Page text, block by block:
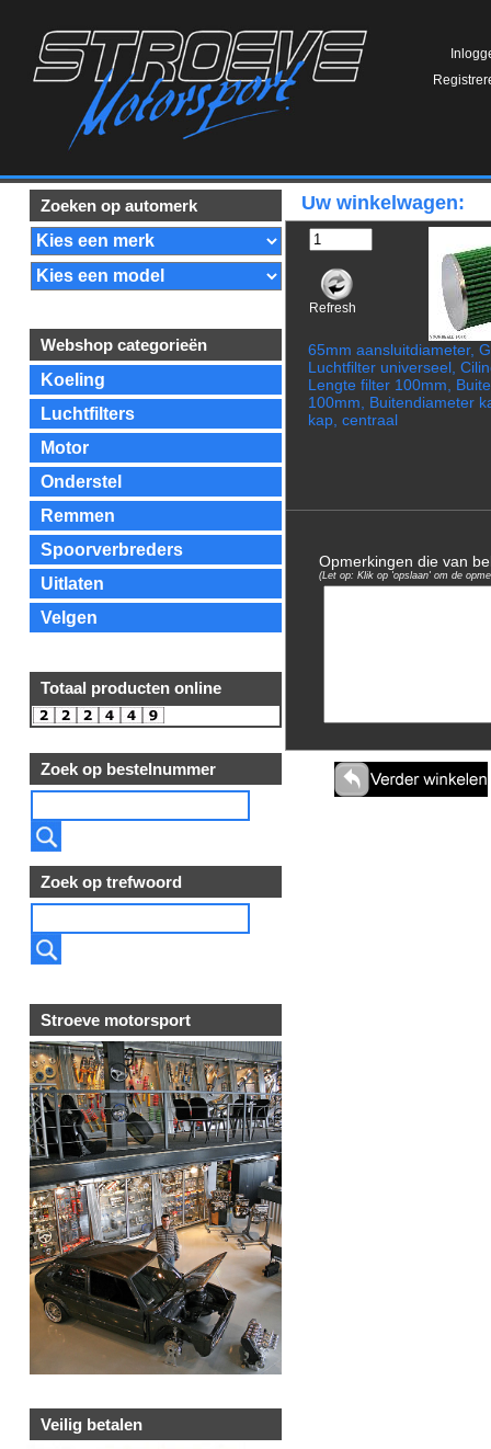
Zoeken op automerk
Webshop categorieën
Koeling
Luchtfilters
Motor
Onderstel
Remmen
Spoorverbreders
Uitlaten
Velgen
Totaal producten online
Zoek op bestelnummer
Zoek op trefwoord
Stroeve motorsport
Veilig betalen
Uw winkelwagen:
Refresh
65mm aansluitdiameter,
Luchtfilter universeel,
Lengte filter 100mm,
100mm, Buitendiameter
kap, centraal
Opmerkingen die van
(Let op: Klik op 'opslaan' om de